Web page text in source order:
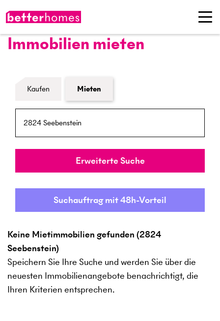
Immobilien mieten
Formular Immobiliensuche
Kaufen Mieten
Umkreis
Erweiterte Suche
Suchauftrag mit 48h-Vorteil
Keine Mietimmobilien gefunden (2824
Seebenstein)
Speichern Sie Ihre Suche und werden Sie über die
neuesten Immobilienangebote benachrichtigt, die
Ihren Kriterien entsprechen.